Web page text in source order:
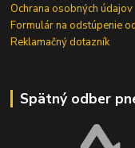
Ochrana osobných údajov
Formulár na odstúpenie
Reklamačný dotazník
Spätný odber